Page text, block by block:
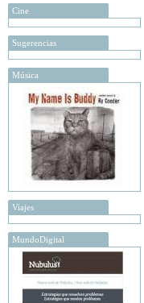
Cine
Sugerencias
Música
Viajes
MundoDigital